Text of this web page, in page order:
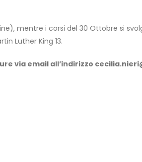
mentre i corsi del 30 Ottobre si
Luther King 13.
via email all’indirizzo